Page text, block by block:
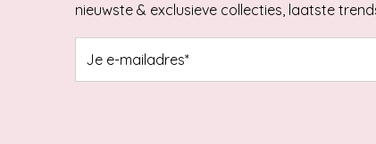
nieuwste & exclusieve collecties, laatste